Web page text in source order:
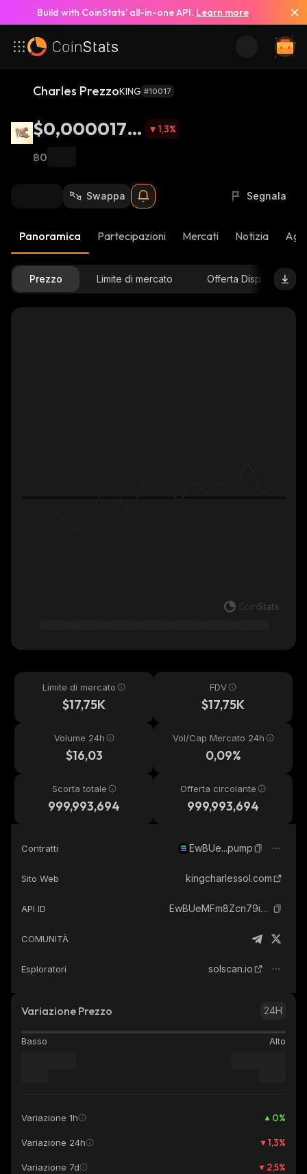
Build with CoinStats’ all-in-one API. Learn more
Charles PrezzoKING #10017
$0,0000177
5
1,3%
฿0
Swappa Segnala
Panoramica Partecipazioni Mercati Notizia
Prezzo Limite di mercato Offerta Disponibile
Limite di mercato
$17,75K
FDV
$17,75K
Volume 24h
$16,03
Vol/Cap Mercato 24h
0,09%
Scorta totale
999,993,694
Offerta circolante
999,993,694
Contratti EwBUe...pump
Sito Web kingcharlessol.com
API ID EwBUeMFm8Zcn79iJkDns3NdcL8t8B6Xikh9dKgZtpump_solana
COMUNITÀ
Esploratori solscan.io
Variazione Prezzo 24H
Basso Alto
Variazione 1h 0%
Variazione 24h 1,3%
Variazione 7d 2,5%